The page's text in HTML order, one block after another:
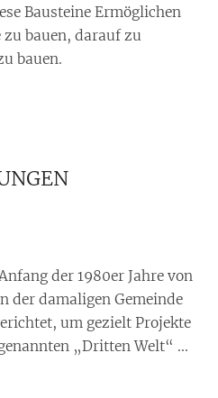
Bausteine Ermöglichen
bauen, darauf zu
bauen.
der 1980er Jahre von
der damaligen Gemeinde
um gezielt Projekte
„Dritten Welt“ ...